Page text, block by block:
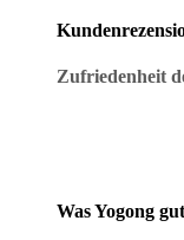
Zufriedenheit
Was Yogong